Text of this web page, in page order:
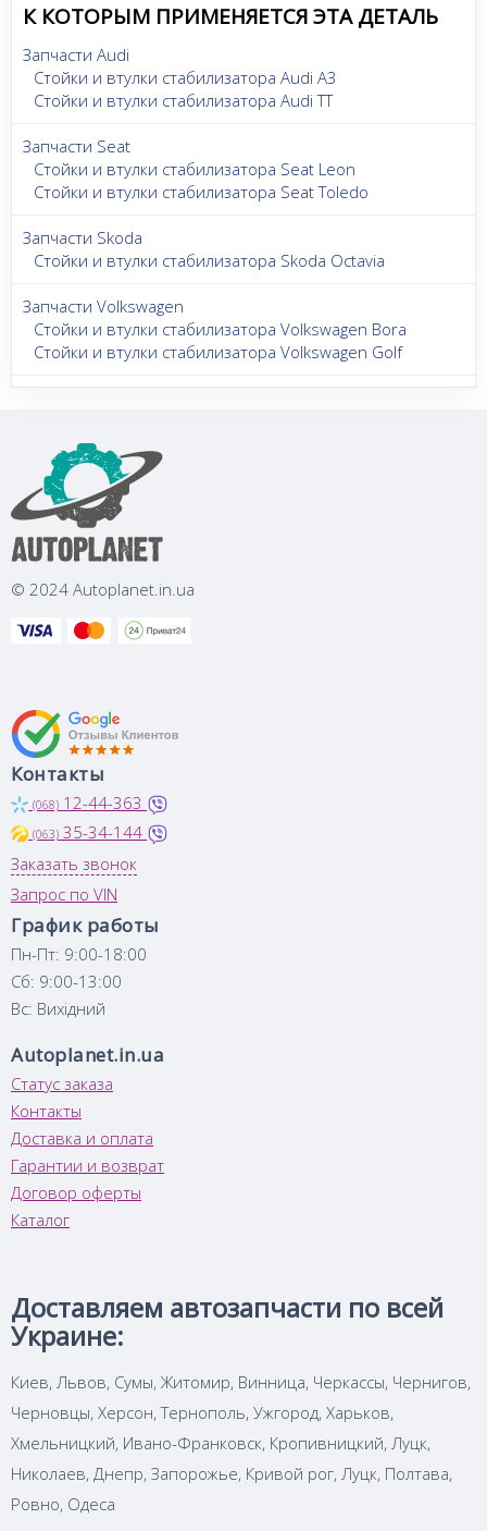
К КОТОРЫМ ПРИМЕНЯЕТСЯ ЭТА ДЕТАЛЬ
Запчасти Audi
Стойки и втулки стабилизатора Audi A3
Стойки и втулки стабилизатора Audi TT
Запчасти Seat
Стойки и втулки стабилизатора Seat Leon
Стойки и втулки стабилизатора Seat Toledo
Запчасти Skoda
Стойки и втулки стабилизатора Skoda Octavia
Запчасти Volkswagen
Стойки и втулки стабилизатора Volkswagen Bora
Стойки и втулки стабилизатора Volkswagen Golf
© 2024 Autoplanet.in.ua
Контакты
(068) 12-44-363
(063) 35-34-144
Заказать звонок
Запрос по VIN
График работы
Пн-Пт: 9:00-18:00
Сб: 9:00-13:00
Вс: Вихідний
Autoplanet.in.ua
Статус заказа
Контакты
Доставка и оплата
Гарантии и возврат
Договор оферты
Каталог
Доставляем автозапчасти по всей
Украине:
Киев, Львов, Сумы, Житомир, Винница, Черкассы, Чернигов,
Черновцы, Херсон, Тернополь, Ужгород, Харьков,
Хмельницкий, Ивано-Франковск, Кропивницкий, Луцк,
Николаев, Днепр, Запорожье, Кривой рог, Луцк, Полтава,
Ровно, Одеса